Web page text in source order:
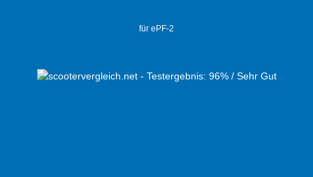
für ePF-2